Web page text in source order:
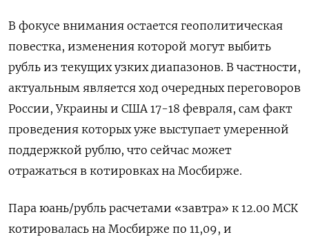
В фокусе внимания остается геополитическая
повестка, изменения которой могут выбить
рубль из текущих узких диапазонов. В ‌частности,
актуальным является ход очередных переговоров
России, Украины и США 17-18 февраля, сам факт
проведения которых уже выступает умеренной
поддержкой рублю, что сейчас может
отражаться в котировках на Мосбирже.
Пара юань/рубль расчетами «завтра» к 12.00 МСК
котировалась на ​Мосбирже по 11,09, и